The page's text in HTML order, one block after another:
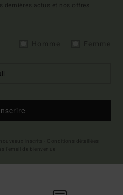
dernières actus et nos offres